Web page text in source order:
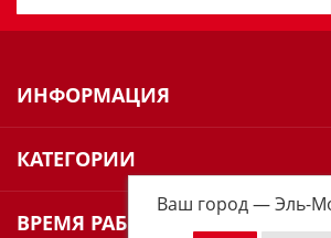
Ваш город —Эль-
ИНФОРМАЦИЯ
КАТЕГОРИИ
ВРЕМЯ РАБОТЫ